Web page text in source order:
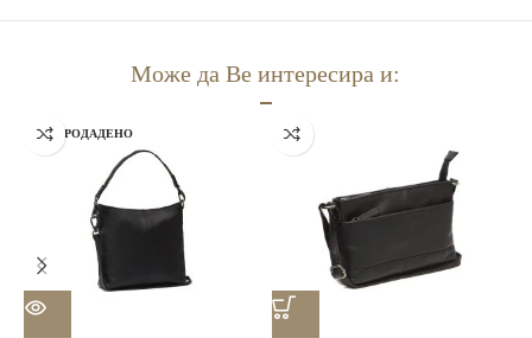
Може да Ве интересира и:
РАСПРОДАДЕНО